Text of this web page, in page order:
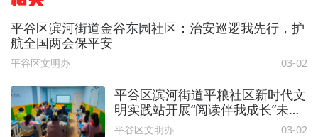
平谷区滨河街道金谷东园社区：治安巡逻我先行，护
航全国两会保平安
平谷区文明办 03-02
平谷区滨河街道平粮社区新时代文
明实践站开展“阅读伴我成长”未成
年人读书活动
平谷区文明办 03-02